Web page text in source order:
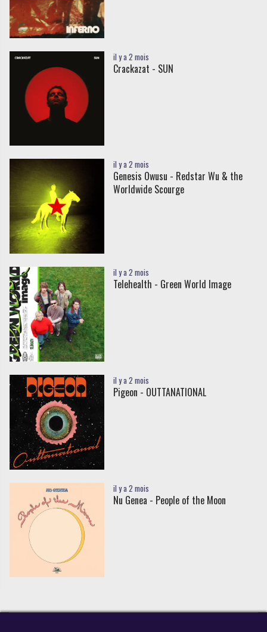
il y a 2 mois
Crackazat - SUN
il y a 2 mois
Genesis Owusu - Redstar Wu & the
Worldwide Scourge
il y a 2 mois
Telehealth - Green World Image
il y a 2 mois
Pigeon - OUTTANATIONAL
il y a 2 mois
Nu Genea - People of the Moon